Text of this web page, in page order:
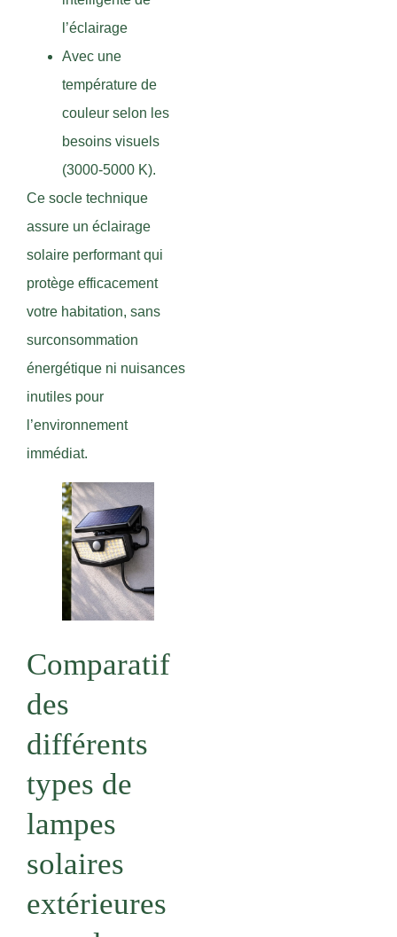
l’éclairage
Avec une
température de
couleur selon les
besoins visuels
(3000-5000 K).
Ce socle technique
assure un éclairage
solaire performant qui
protège efficacement
votre habitation, sans
surconsommation
énergétique ni nuisances
inutiles pour
l’environnement
immédiat.
Comparatif
des
différents
types de
lampes
solaires
extérieures